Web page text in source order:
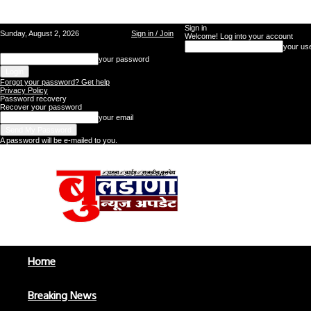
Sunday, August 2, 2026 Sign in / Join
Sign in
Welcome! Log into your account
your
your password
Forgot your password? Get help
Privacy Policy
Password recovery
Recover your password
your email
A password will be e-mailed to you.
Buldana
Home
Breaking News